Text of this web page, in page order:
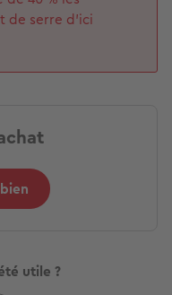
de serre d’ici
utile ?